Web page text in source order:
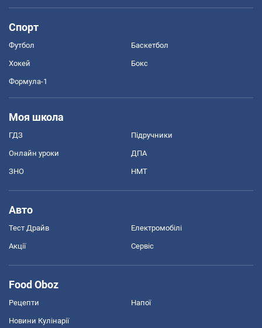
Спорт
Футбол Баскетбол
Хокей Бокс
Формула-1
Моя школа
ГДЗ Підручники
Онлайн уроки ДПА
ЗНО НМТ
Авто
Тест Драйв Електромобілі
Акції Сервіс
Food Oboz
Рецепти Напої
Новини Кулінарії